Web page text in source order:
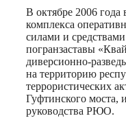
В октябре 2006 года
комплекса
силами и
погранзаставы «
диверсионно-
на территорию
террористических
Гуфтинского моста,
руководства РЮО.